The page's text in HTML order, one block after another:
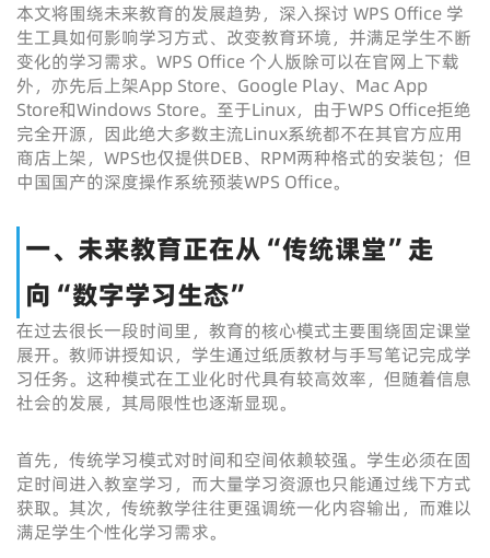
本文将围绕未来教育的发展趋势，深入探讨 WPS Office 学
生工具如何影响学习方式、改变教育环境，并满足学生不断
变化的学习需求。WPS Office 个人版除可以在官网上下载
外，亦先后上架App Store、Google Play、Mac App
Store和Windows Store。至于Linux，由于WPS Office拒绝
完全开源，因此绝大多数主流Linux系统都不在其官方应用
商店上架，WPS也仅提供DEB、RPM两种格式的安装包；但
中国国产的深度操作系统预装WPS Office。
一、未来教育正在从“传统课堂”走
向“数字学习生态”
在过去很长一段时间里，教育的核心模式主要围绕固定课堂
展开。教师讲授知识，学生通过纸质教材与手写笔记完成学
习任务。这种模式在工业化时代具有较高效率，但随着信息
社会的发展，其局限性也逐渐显现。
首先，传统学习模式对时间和空间依赖较强。学生必须在固
定时间进入教室学习，而大量学习资源也只能通过线下方式
获取。其次，传统教学往往更强调统一化内容输出，而难以
满足学生个性化学习需求。